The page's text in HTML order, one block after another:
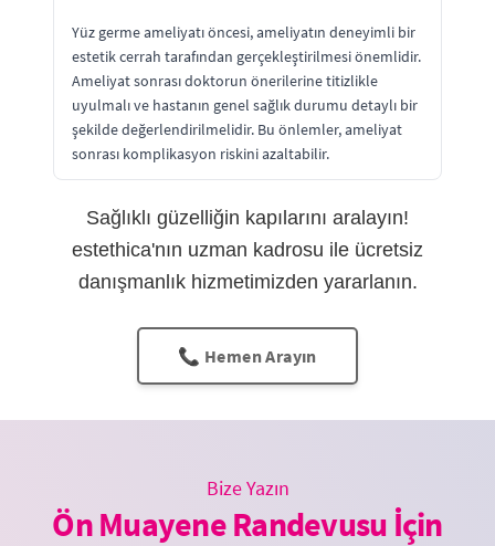
Yüz germe ameliyatı öncesi, ameliyatın deneyimli bir
estetik cerrah tarafından gerçekleştirilmesi önemlidir.
Ameliyat sonrası doktorun önerilerine titizlikle
uyulmalı ve hastanın genel sağlık durumu detaylı bir
şekilde değerlendirilmelidir. Bu önlemler, ameliyat
sonrası komplikasyon riskini azaltabilir.
Sağlıklı güzelliğin kapılarını aralayın!
estethica'nın uzman kadrosu ile ücretsiz
danışmanlık hizmetimizden yararlanın.
📞 Hemen Arayın
Bize Yazın
Ön Muayene Randevusu İçin